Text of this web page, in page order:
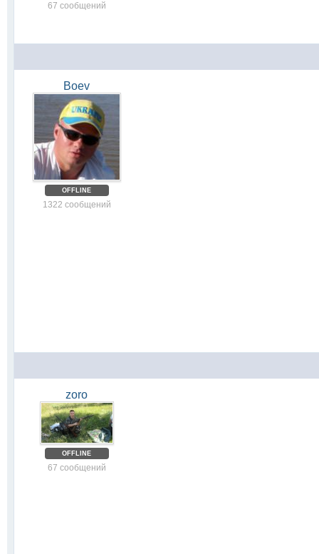
67 сообщений
Boev
OFFLINE
1322 сообщений
zoro
OFFLINE
67 сообщений